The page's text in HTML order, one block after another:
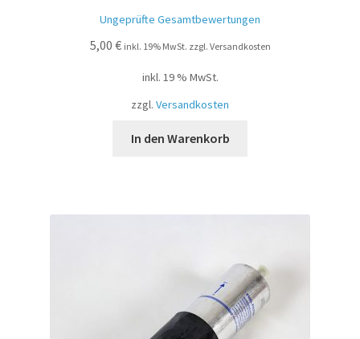
w
ert
mi
00
Ungeprüfte Gesamtbewertungen
5,00 € inkl. 19% MwSt. zzgl. Versandkosten
inkl. 19 % MwSt.
zzgl. Versandkosten
In den Warenkorb